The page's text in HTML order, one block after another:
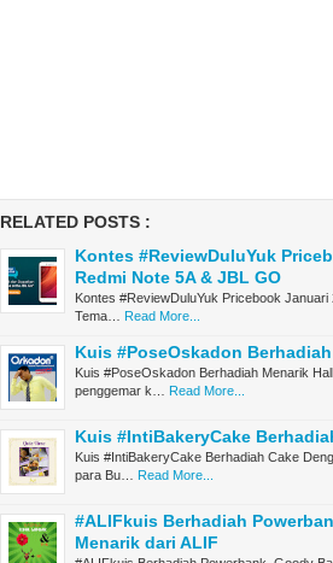
RELATED POSTS :
Kontes #ReviewDuluYuk
Redmi Note 5A & JBL GO
Kontes #ReviewDuluYuk Pricebook
Tema…
Read More...
Kuis #PoseOskadon
Kuis #PoseOskadon Berhadiah Menarik
penggemar k…
Read More...
Kuis #IntiBakeryCake
Kuis #IntiBakeryCake Berhadiah Cake
para Bu…
Read More...
#ALIFkuis Berhadiah
Menarik dari ALIF